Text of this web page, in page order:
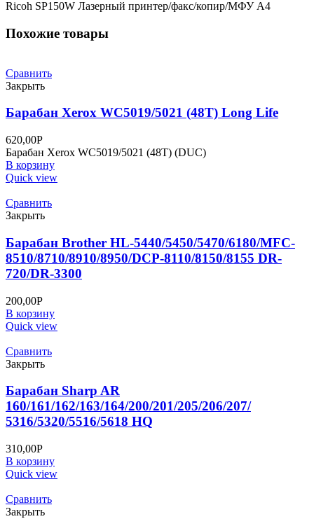
Ricoh SP150W Лазерный принтер/факс/копир/МФУ A4
Похожие товары
Сравнить
Закрыть
Барабан Xerox WC5019/5021 (48T) Long Life
620,00Р
Барабан Xerox WC5019/5021 (48T) (DUC)
В корзину
Quick view
Сравнить
Закрыть
Барабан Brother HL-5440/5450/5470/6180/MFC-
8510/8710/8910/8950/DCP-8110/8150/8155 DR-
720/DR-3300
200,00Р
В корзину
Quick view
Сравнить
Закрыть
Барабан Sharp AR
160/161/162/163/164/200/201/205/206/207/
5316/5320/5516/5618 HQ
310,00Р
В корзину
Quick view
Сравнить
Закрыть